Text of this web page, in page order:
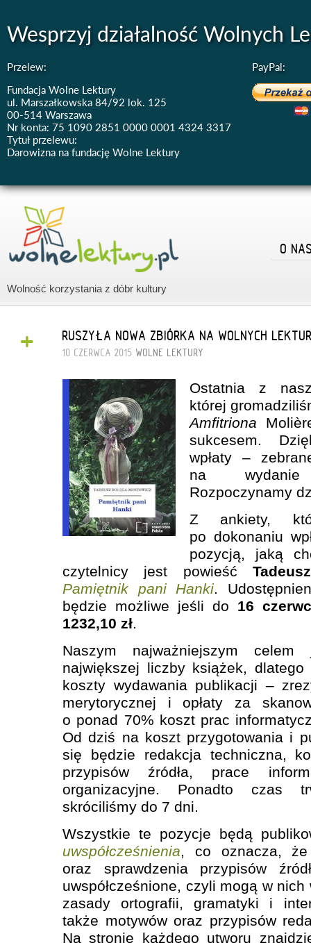
Wesprzyj działalność Wolnych
Przelew:
Fundacja Wolne Lektury
ul. Marszałkowska 84/92 lok. 125
00-514 Warszawa
Nr konta: 75 1090 2851 0000 0001 4324 3317
Tytuł przelewu:
Darowizna na fundację Wolne Lektury
PayPal:
Wolność korzystania z dóbr kultury
O
+ RUSZYŁA NOWA ZBIÓRKA NA WOLNYCH
10 CZERWCA 2015 WOLNE LEKTURY
Ostatnia z
której
Amfitriona
sukcesem.
wpłaty –
na
Rozpoczynamy
Z ankiety,
po dokonaniu
pozycją, jaką
czytelnicy jest powieść
Pamiętnik pani Hanki.
będzie możliwe jeśli do 16
1232,10 zł.
Naszym najważniejszym
największej liczby książek, dlatego
koszty wydawania publikacji –
merytorycznej i opłaty za
o ponad 70% koszt prac
Od dziś na koszt przygotowania i
się będzie redakcja techniczna,
przypisów źródła, prace
organizacyjne. Ponadto czas
skróciliśmy do 7 dni.
Wszystkie te pozycje będą
uwspółcześnienia, co oznacza, że
oraz sprawdzenia przypisów
uwspółcześnione, czyli mogą w
zasady ortografii, gramatyki i
także motywów oraz przypisów
Na stronie każdego utworu